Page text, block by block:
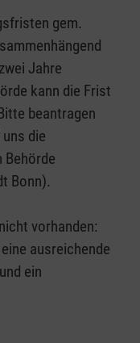
gem.
Jahre
kann die Frist
beantragen
die
Behörde
Bonn).
vorhanden:
ausreichende
ein